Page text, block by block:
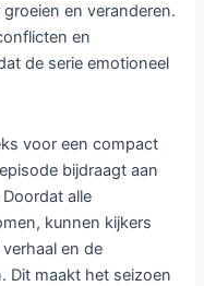
en veranderen.
en
de serie emotioneel
voor een compact
bijdraagt aan
alle
kunnen kijkers
en de
Dit maakt het seizoen